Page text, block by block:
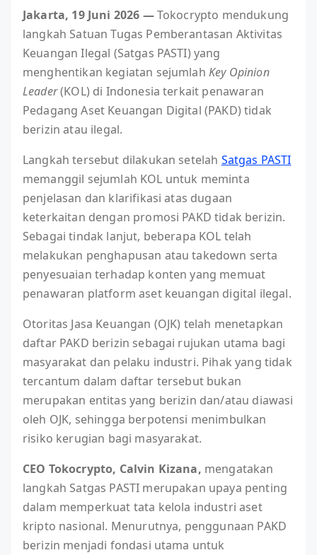
Jakarta, 19 Juni 2026 —Tokocrypto mendukung
langkah Satuan Tugas Pemberantasan Aktivitas
Keuangan Ilegal (Satgas PASTI) yang
menghentikan kegiatan sejumlah Key Opinion
Leader(KOL) di Indonesia terkait penawaran
Pedagang Aset Keuangan Digital (PAKD) tidak
berizin atau ilegal.
Langkah tersebut dilakukan setelah Satgas PASTI
memanggil sejumlah KOL untuk meminta
penjelasan dan klarifikasi atas dugaan
keterkaitan dengan promosi PAKD tidak berizin.
Sebagai tindak lanjut, beberapa KOL telah
melakukan penghapusan atau takedown serta
penyesuaian terhadap konten yang memuat
penawaran platform aset keuangan digital ilegal.
Otoritas Jasa Keuangan (OJK) telah menetapkan
daftar PAKD berizin sebagai rujukan utama bagi
masyarakat dan pelaku industri. Pihak yang tidak
tercantum dalam daftar tersebut bukan
merupakan entitas yang berizin dan/atau diawasi
oleh OJK, sehingga berpotensi menimbulkan
risiko kerugian bagi masyarakat.
CEO Tokocrypto, Calvin Kizana, mengatakan
langkah Satgas PASTI merupakan upaya penting
dalam memperkuat tata kelola industri aset
kripto nasional. Menurutnya, penggunaan PAKD
berizin menjadi fondasi utama untuk